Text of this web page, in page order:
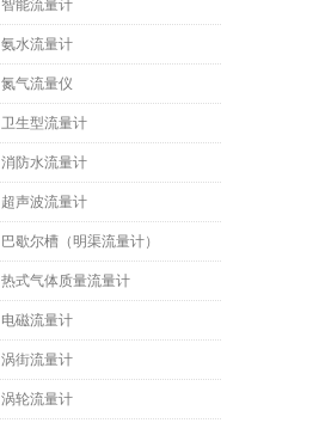
智能流量计
氨水流量计
氮气流量仪
卫生型流量计
消防水流量计
超声波流量计
巴歇尔槽（明渠流量计）
热式气体质量流量计
电磁流量计
涡街流量计
涡轮流量计